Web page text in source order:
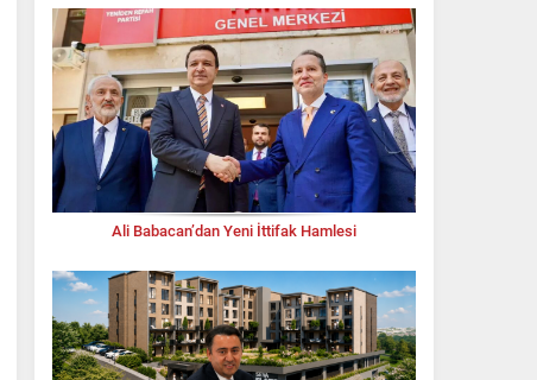
Ali Babacan’dan Yeni İttifak Hamlesi